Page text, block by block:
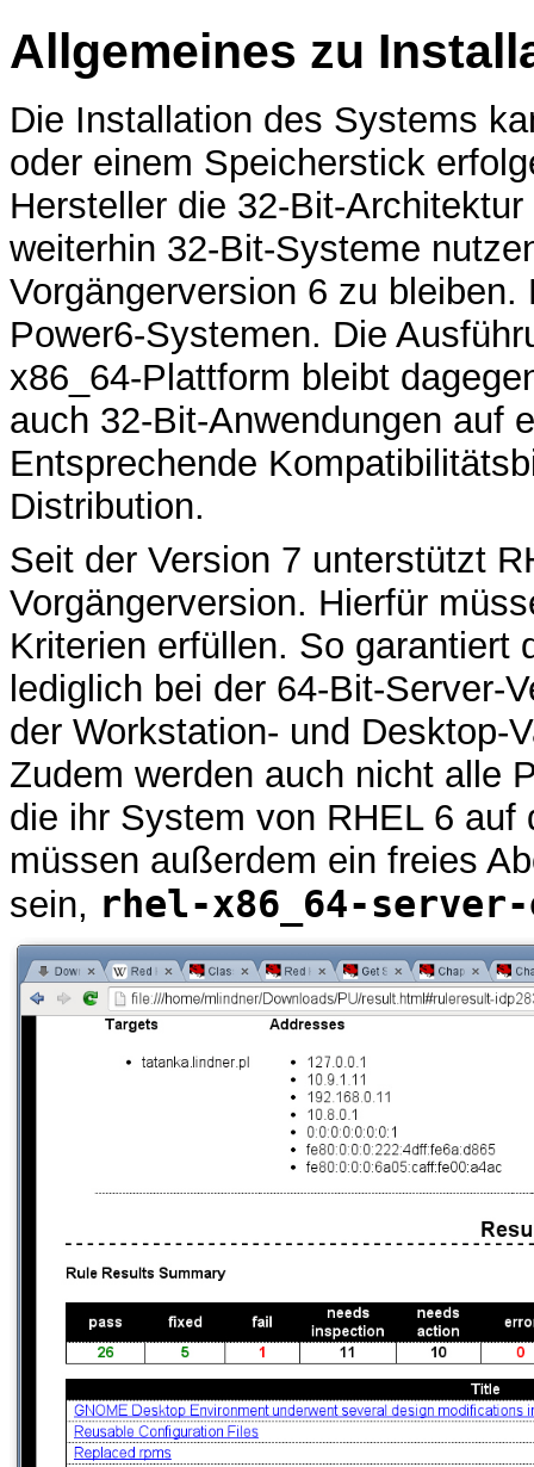
Allgemeines zu
Die Installation des Systems
oder einem Speicherstick
Hersteller die 32-Bit-
weiterhin 32-Bit-Systeme
Vorgängerversion 6 zu
Power6-Systemen. Die
x86_64-Plattform bleibt
auch 32-Bit-Anwendungen auf
Entsprechende
Distribution.
Seit der Version 7 unterstützt
Vorgängerversion. Hierfür
Kriterien erfüllen. So garantiert
lediglich bei der 64-Bit-Server-
der Workstation- und Desktop-
Zudem werden auch nicht alle
die ihr System von RHEL 6
müssen außerdem ein freies
sein, rhel-x86_64-